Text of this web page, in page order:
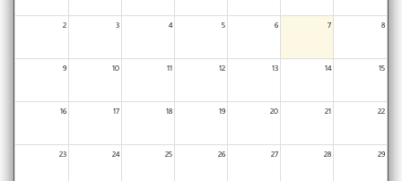
2 3 4 5 6 7 8
9 10 11 12 13 14 15
16 17 18 19 20 21 22
23 24 25 26 27 28 29